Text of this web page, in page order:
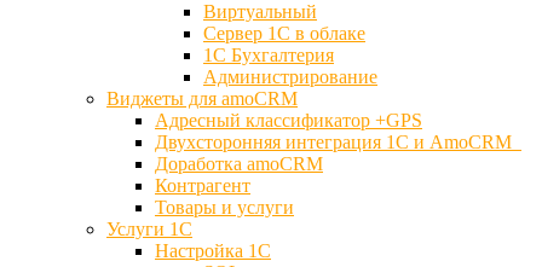
Виртуальный
Сервер 1С в облаке
1С Бухгалтерия
Администрирование
Виджеты для amoCRM
Адресный классификатор +GPS
Двухсторонняя интеграция 1С и AmoCRM
Доработка amoCRM
Контрагент
Товары и услуги
Услуги 1С
Настройка 1С